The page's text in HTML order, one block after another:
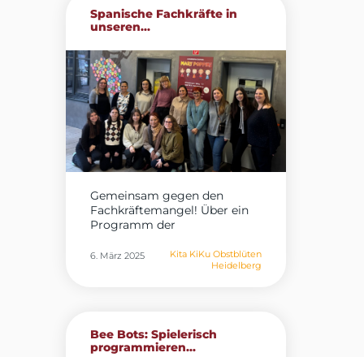
Spanische Fachkräfte in
unseren...
Gemeinsam gegen den
Fachkräftemangel! Über ein
Programm der
6. März 2025
Kita KiKu Obstblüten
Heidelberg
Bee Bots: Spielerisch
programmieren...